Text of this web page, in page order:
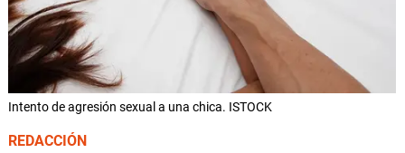
Intento de agresión sexual a una chica. ISTOCK
REDACCIÓN